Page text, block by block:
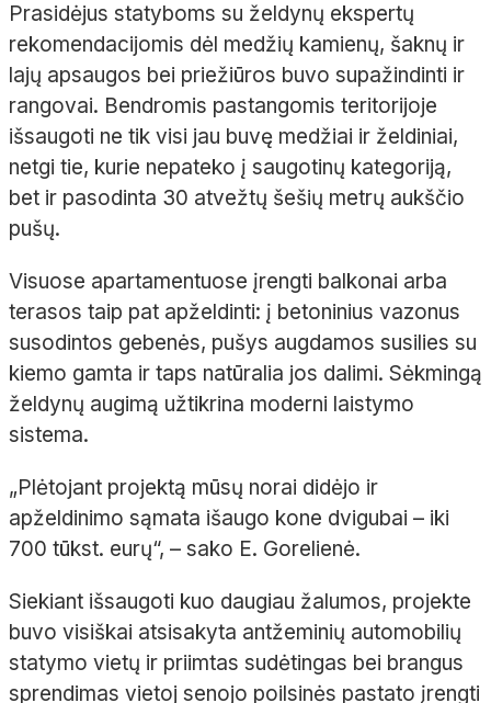
Prasidėjus statyboms su želdynų ekspertų
rekomendacijomis dėl medžių kamienų, šaknų ir
lajų apsaugos bei priežiūros buvo supažindinti ir
rangovai. Bendromis pastangomis teritorijoje
išsaugoti ne tik visi jau buvę medžiai ir želdiniai,
netgi tie, kurie nepateko į saugotinų kategoriją,
bet ir pasodinta 30 atvežtų šešių metrų aukščio
pušų.
Visuose apartamentuose įrengti balkonai arba
terasos taip pat apželdinti: į betoninius vazonus
susodintos gebenės, pušys augdamos susilies su
kiemo gamta ir taps natūralia jos dalimi. Sėkmingą
želdynų augimą užtikrina moderni laistymo
sistema.
„Plėtojant projektą mūsų norai didėjo ir
apželdinimo sąmata išaugo kone dvigubai – iki
700 tūkst. eurų“, – sako E. Gorelienė.
Siekiant išsaugoti kuo daugiau žalumos, projekte
buvo visiškai atsisakyta antžeminių automobilių
statymo vietų ir priimtas sudėtingas bei brangus
sprendimas vietoj senojo poilsinės pastato įrengti